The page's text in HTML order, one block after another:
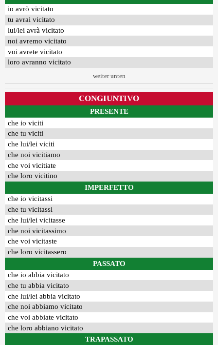
io avrò vicitato
tu avrai vicitato
lui/lei avrà vicitato
noi avremo vicitato
voi avrete vicitato
loro avranno vicitato
weiter unten
CONGIUNTIVO
PRESENTE
che io viciti
che tu viciti
che lui/lei viciti
che noi vicitiamo
che voi vicitiate
che loro vicitino
IMPERFETTO
che io vicitassi
che tu vicitassi
che lui/lei vicitasse
che noi vicitassimo
che voi vicitaste
che loro vicitassero
PASSATO
che io abbia vicitato
che tu abbia vicitato
che lui/lei abbia vicitato
che noi abbiamo vicitato
che voi abbiate vicitato
che loro abbiano vicitato
TRAPASSATO